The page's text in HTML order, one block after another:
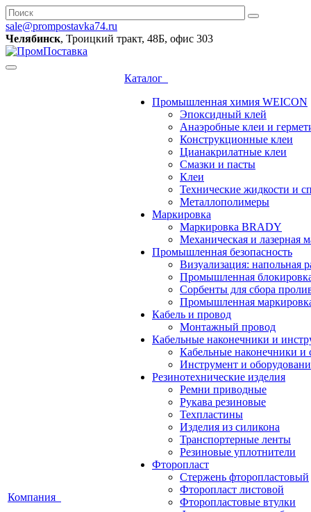
sale@prompostavka74.ru
Челябинск, Троицкий тракт, 48Б, офис 303
Компания
Каталог
Промышленная химия WEICON
Эпоксидный клей
Анаэробные клеи и
Конструкционные клеи
Цианакрилатные клеи
Смазки и пасты
Клеи
Технические жидкости и
Металлополимеры
Маркировка
Маркировка BRADY
Механическая и лазерная
Промышленная безопасность
Визуализация: напольная
Промышленная
Сорбенты для сбора
Промышленная
Кабель и провод
Монтажный провод
Кабельные наконечники и
Кабельные наконечники и
Инструмент и
Резинотехнические изделия
Ремни приводные
Рукава резиновые
Техпластины
Изделия из силикона
Транспортерные ленты
Резиновые уплотнители
Фторопласт
Стержень фторопластовый
Фторопласт листовой
Фторопластовые втулки